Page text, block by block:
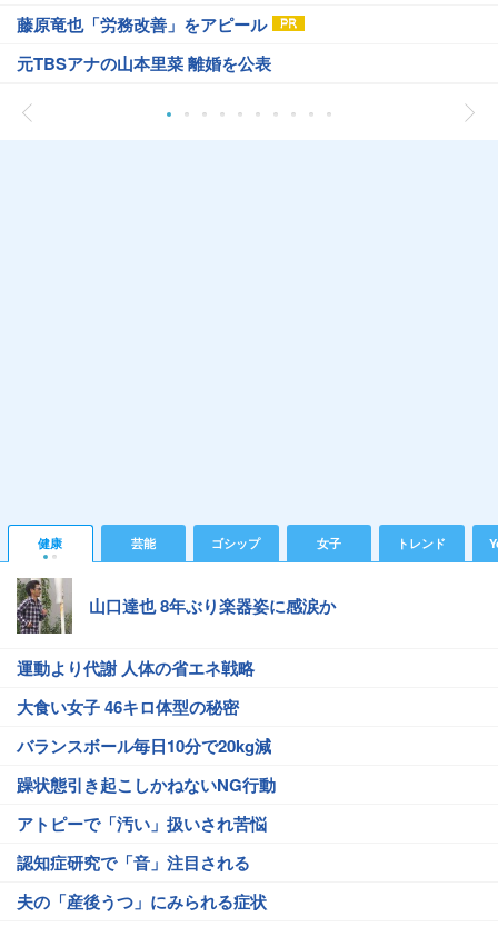
藤原竜也「労務改善」をアピール
元TBSアナの山本里菜 離婚を公表
健康 芸能 ゴシップ 女子 トレンド
山口達也 8年ぶり楽器姿に感涙か
運動より代謝 人体の省エネ戦略
大食い女子 46キロ体型の秘密
バランスボール毎日10分で20kg減
躁状態引き起こしかねないNG行動
アトピーで「汚い」扱いされ苦悩
認知症研究で「音」注目される
夫の「産後うつ」にみられる症状